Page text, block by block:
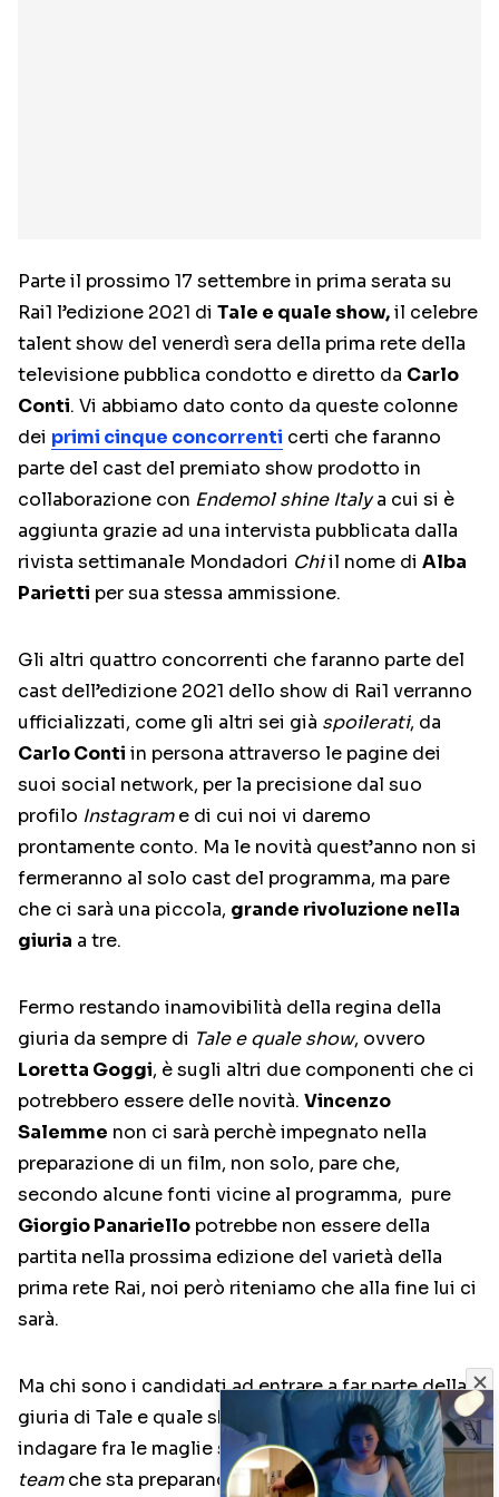
Parte il prossimo 17 settembre in prima serata su
Rai1 l’edizione 2021 di Tale e quale show,il celebre
talent show del venerdì sera della prima rete della
televisione pubblica condotto e diretto da Carlo
Conti. Vi abbiamo dato conto da queste colonne
dei primi cinque concorrenti certi che faranno
parte del cast del premiato show prodotto in
collaborazione con Endemol shine Italya cui si è
aggiunta grazie ad una intervista pubblicata dalla
rivista settimanale Mondadori Chiil nome di Alba
Parietti per sua stessa ammissione.
Gli altri quattro concorrenti che faranno parte del
cast dell’edizione 2021 dello show di Rai1 verranno
ufficializzati, come gli altri sei già spoilerati, da
Carlo Conti in persona attraverso le pagine dei
suoi social network, per la precisione dal suo
profilo Instagrame di cui noi vi daremo
prontamente conto. Ma le novità quest’anno non si
fermeranno al solo cast del programma, ma pare
che ci sarà una piccola, grande rivoluzione nella
giuria a tre.
Fermo restando inamovibilità della regina della
giuria da sempre di Tale e quale show, ovvero
Loretta Goggi, è sugli altri due componenti che ci
potrebbero essere delle novità. Vincenzo
Salemme non ci sarà perchè impegnato nella
preparazione di un film, non solo, pare che,
secondo alcune fonti vicine al programma, pure
Giorgio Panariello potrebbe non essere della
partita nella prossima edizione del varietà della
prima rete Rai, noi però riteniamo che alla fine lui ci
sarà.
Ma chi sono i candidati ad entrare a far parte della
giuria di Tale e quale show?
TvBlog
ha provato ad
indagare fra le maglie strettissime indossate dal
teamche sta preparando la prossima serie diTale e